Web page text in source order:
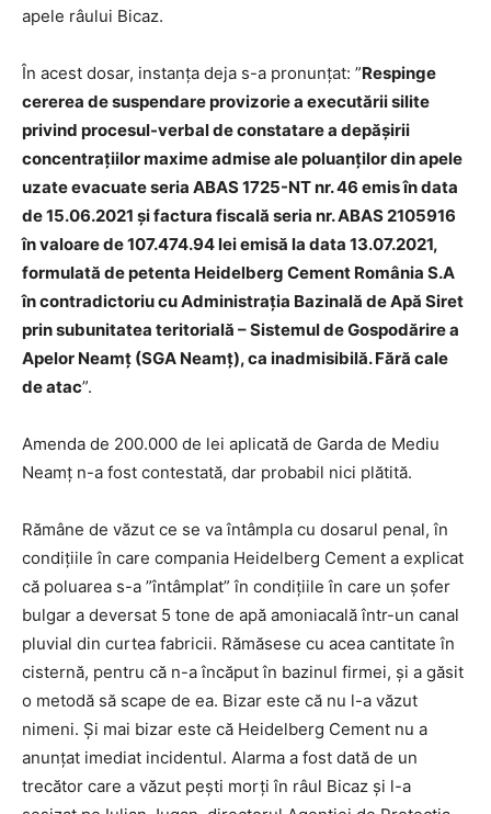
apele râului Bicaz.
În acest dosar, instanța deja s-a pronunțat: ”Respinge
cererea de suspendare provizorie a executării silite
privind procesul-verbal de constatare a depășirii
concentrațiilor maxime admise ale poluanților din apele
uzate evacuate seria ABAS 1725-NT nr. 46 emis în data
de 15.06.2021 și factura fiscală seria nr. ABAS 2105916
în valoare de 107.474.94 lei emisă la data 13.07.2021,
formulată de petenta Heidelberg Cement România S.A
în contradictoriu cu Administrația Bazinală de Apă Siret
prin subunitatea teritorială – Sistemul de Gospodărire a
Apelor Neamț (SGA Neamț), ca inadmisibilă. Fără cale
de atac”.
Amenda de 200.000 de lei aplicată de Garda de Mediu
Neamț n-a fost contestată, dar probabil nici plătită.
Rămâne de văzut ce se va întâmpla cu dosarul penal, în
condițiile în care compania Heidelberg Cement a explicat
că poluarea s-a ”întâmplat” în condițiile în care un șofer
bulgar a deversat 5 tone de apă amoniacală într-un canal
pluvial din curtea fabricii. Rămăsese cu acea cantitate în
cisternă, pentru că n-a încăput în bazinul firmei, și a găsit
o metodă să scape de ea. Bizar este că nu l-a văzut
nimeni. Și mai bizar este că Heidelberg Cement nu a
anunțat imediat incidentul. Alarma a fost dată de un
trecător care a văzut pești morți în râul Bicaz și l-a